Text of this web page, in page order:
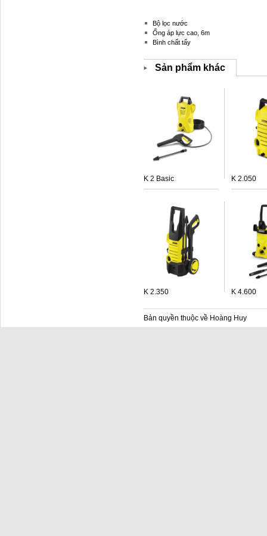
Bộ lọc nước
Ống áp lực cao, 6m
Bình chất tẩy
Sản phẩm khác
K 2 Basic K 2.050
K 2.350 K 4.600
Bản quyền thuộc về Hoàng Huy